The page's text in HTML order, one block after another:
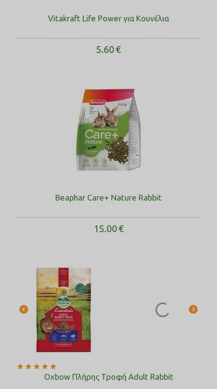
Vitakraft Life Power για Κουνέλια
5.60€
Beaphar Care+ Nature Rabbit
15.00€
Oxbow Πλήρης Τροφή Adult Rabbit